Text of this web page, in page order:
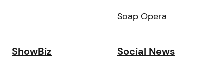
Soap Opera
ShowBiz Social News